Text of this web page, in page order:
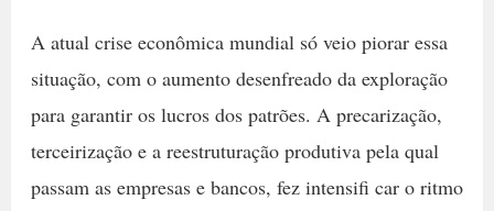
A atual crise econômica mundial só veio piorar essa
situação, com o aumento desenfreado da exploração
para garantir os lucros dos patrões. A precarização,
terceirização e a reestruturação produtiva pela qual
passam as empresas e bancos, fez intensifi car o ritmo